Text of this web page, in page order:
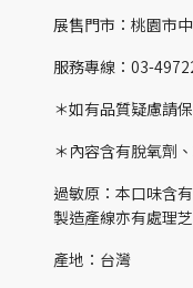
展售門市：桃園市
服務專線：03-
＊如有品質疑慮請
＊內容含有脫氧劑
過敏原：本口味含
製造產線亦有處理
產地：台灣